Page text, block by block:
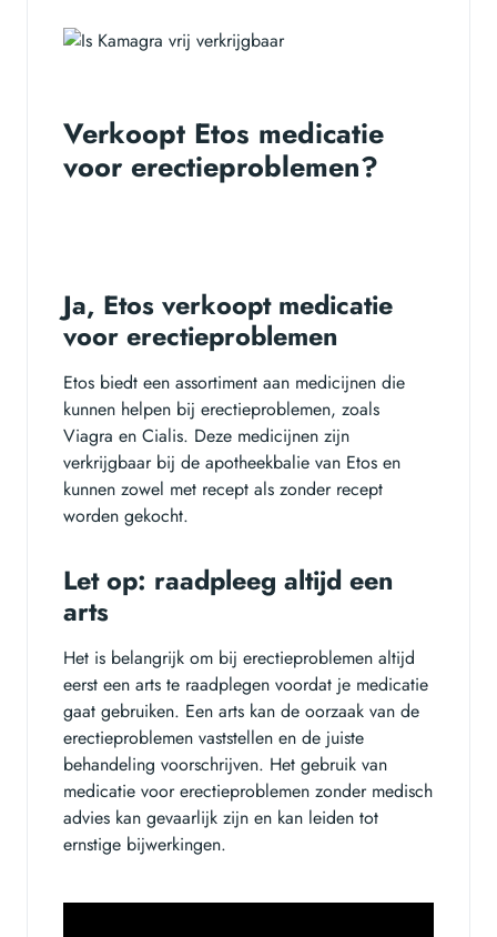
Verkoopt Etos medicatie
voor erectieproblemen?
Ja, Etos verkoopt medicatie
voor erectieproblemen
Etos biedt een assortiment aan medicijnen die
kunnen helpen bij erectieproblemen, zoals
Viagra en Cialis. Deze medicijnen zijn
verkrijgbaar bij de apotheekbalie van Etos en
kunnen zowel met recept als zonder recept
worden gekocht.
Let op: raadpleeg altijd een
arts
Het is belangrijk om bij erectieproblemen altijd
eerst een arts te raadplegen voordat je medicatie
gaat gebruiken. Een arts kan de oorzaak van de
erectieproblemen vaststellen en de juiste
behandeling voorschrijven. Het gebruik van
medicatie voor erectieproblemen zonder medisch
advies kan gevaarlijk zijn en kan leiden tot
ernstige bijwerkingen.